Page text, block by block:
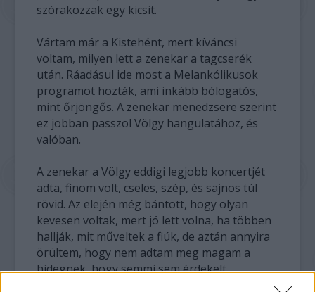
szórakozzak egy kicsit.
Vártam már a Kistehént, mert kíváncsi
voltam, milyen lett a zenekar a tagcserék
után. Ráadásul ide most a Melankólikusok
programot hozták, ami inkább bólogatós,
mint őrjöngős. A zenekar menedzsere szerint
ez jobban passzol Völgy hangulatához, és
valóban.
A zenekar a Völgy eddigi legjobb koncertjét
adta, finom volt, cseles, szép, és sajnos túl
rövid. Az elején még bántott, hogy olyan
kevesen voltak, mert jó lett volna, ha többen
hallják, mit műveltek a fiúk, de aztán annyira
örültem, hogy nem adtam meg magam a
hidegnek, hogy semmi sem érdekelt.